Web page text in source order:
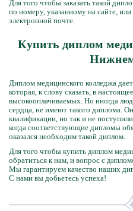
Для того чтобы заказать такой
по номеру, указанному на сайте,
электронной почте.
Купить диплом
Диплом медицинского колледжа
которая, к слову сказать, в
высокооплачиваемых. Но иногда
сердца, не имеют такого диплома.
квалификации, но так и не
когда соответствующие дипломы
оказался необходим такой диплом.
Для того чтобы купить диплом
обратиться к нам, и вопрос с
Мы гарантируем качество наших
С нами вы добьетесь успеха!